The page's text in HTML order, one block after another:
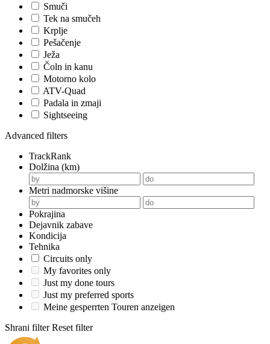
Smuči
Tek na smučeh
Krplje
Pešačenje
Ježa
Čoln in kanu
Motorno kolo
ATV-Quad
Padala in zmaji
Sightseeing
Advanced filters
TrackRank
Dolžina (km)
Metri nadmorske višine
Pokrajina
Dejavnik zabave
Kondicija
Tehnika
Circuits only
My favorites only
Just my done tours
Just my preferred sports
Meine gesperrten Touren anzeigen
Shrani filter Reset filter